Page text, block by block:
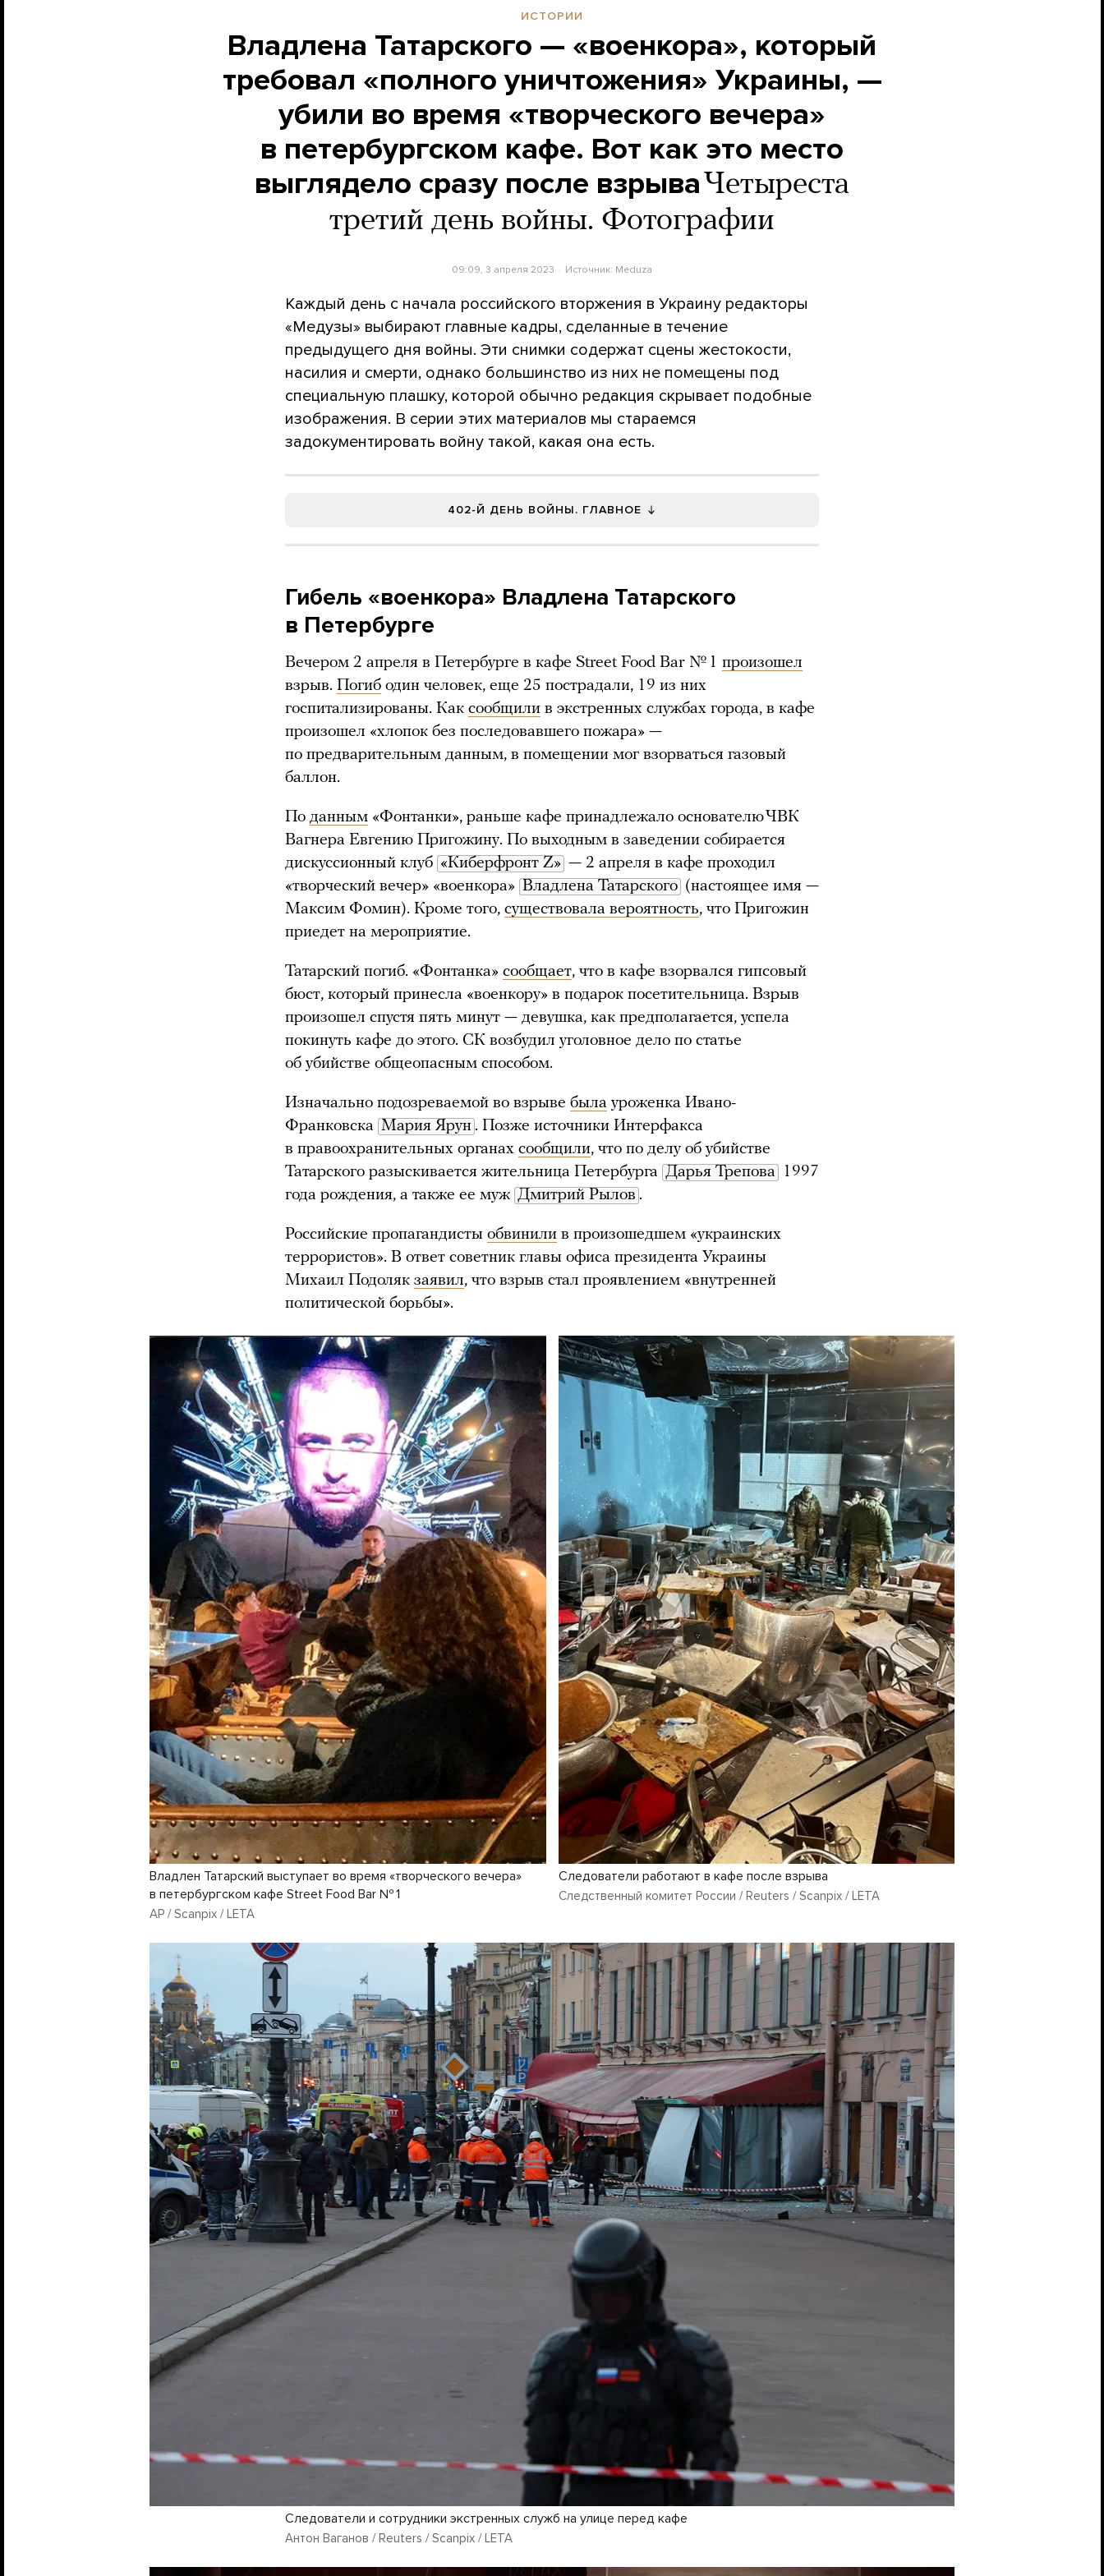
ИСТОРИИ
Владлена Татарского — «военкора», который
требовал «полного уничтожения» Украины, —
убили во время «творческого вечера»
в петербургском кафе. Вот как это место
выглядело сразу после взрыва Четыреста
третий день войны. Фотографии
09:09, 3 апреля 2023 Источник: Meduza
Каждый день с начала российского вторжения в Украину редакторы
«Медузы» выбирают главные кадры, сделанные в течение
предыдущего дня войны. Эти снимки содержат сцены жестокости,
насилия и смерти, однако большинство из них не помещены под
специальную плашку, которой обычно редакция скрывает подобные
изображения. В серии этих материалов мы стараемся
задокументировать войну такой, какая она есть.
402-Й ДЕНЬ ВОЙНЫ. ГЛАВНОЕ
Гибель «военкора» Владлена Татарского
в Петербурге
Вечером 2 апреля в Петербурге в кафе Street Food Bar № 1 произошел
взрыв. Погиб один человек, еще 25 пострадали, 19 из них
госпитализированы. Как сообщили в экстренных службах города, в кафе
произошел «хлопок без последовавшего пожара» —
по предварительным данным, в помещении мог взорваться газовый
баллон.
По данным «Фонтанки», раньше кафе принадлежало основателю ЧВК
Вагнера Евгению Пригожину. По выходным в заведении собирается
дискуссионный клуб «Киберфронт Z» — 2 апреля в кафе проходил
«творческий вечер» «военкора» Владлена Татарского (настоящее имя —
Максим Фомин). Кроме того, существовала вероятность, что Пригожин
приедет на мероприятие.
Татарский погиб. «Фонтанка» сообщает, что в кафе взорвался гипсовый
бюст, который принесла «военкору» в подарок посетительница. Взрыв
произошел спустя пять минут — девушка, как предполагается, успела
покинуть кафе до этого. СК возбудил уголовное дело по статье
об убийстве общеопасным способом.
Изначально подозреваемой во взрыве была уроженка Ивано-
Франковска Мария Ярун . Позже источники Интерфакса
в правоохранительных органах сообщили, что по делу об убийстве
Татарского разыскивается жительница Петербурга Дарья Трепова
1997
года рождения, а также ее муж Дмитрий Рылов .
Российские пропагандисты обвинили в произошедшем «украинских
террористов». В ответ советник главы офиса президента Украины
Михаил Подоляк заявил, что взрыв стал проявлением «внутренней
политической борьбы».
Владлен Татарский выступает во время «творческого вечера»
в петербургском кафе Street Food Bar № 1
AP / Scanpix / LETA
Следователи работают в кафе после взрыва
Следственный комитет России / Reuters / Scanpix / LETA
Следователи и сотрудники экстренных служб на улице перед кафе
Антон Ваганов / Reuters / Scanpix / LETA